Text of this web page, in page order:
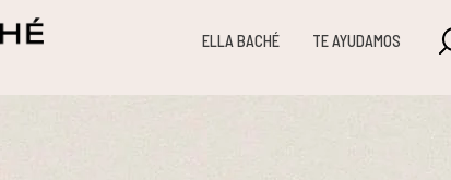
ELLA BACHÉ TE AYUDAMOS